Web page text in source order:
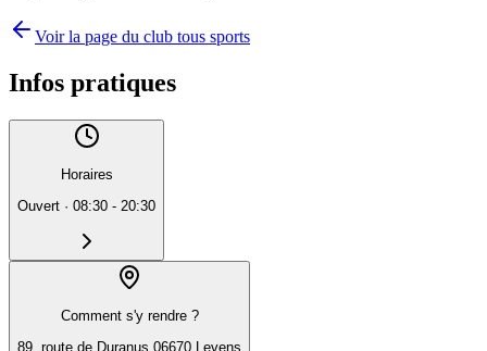
Voir la page du club tous sports
Infos pratiques
Horaires
Ouvert · 08:30 - 20:30
Comment s'y rendre ?
89, route de Duranus 06670 Levens